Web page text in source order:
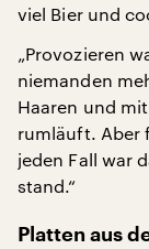
viel Bier und
„Provozieren
niemanden
Haaren und
rumläuft. Aber
jeden Fall war
stand.“
Platten aus